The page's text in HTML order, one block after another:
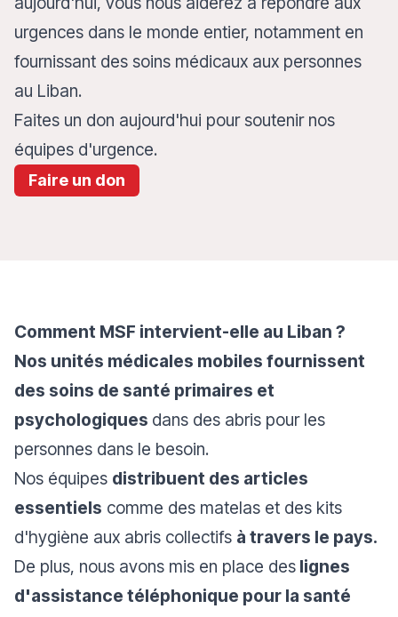
urgences dans le monde entier, notamment en
fournissant des soins médicaux aux personnes
au Liban.
Faites un don aujourd'hui pour soutenir nos
équipes d'urgence.
Faire un don
Comment MSF intervient-elle au Liban ?
Nos unités médicales mobiles fournissent
des soins de santé primaires et
psychologiques dans des abris pour les
personnes dans le besoin.
Nos équipes distribuent des articles
essentiels comme des matelas et des kits
d'hygiène aux abris collectifs à travers le pays.
De plus, nous avons mis en place des lignes
d'assistance téléphonique pour la santé